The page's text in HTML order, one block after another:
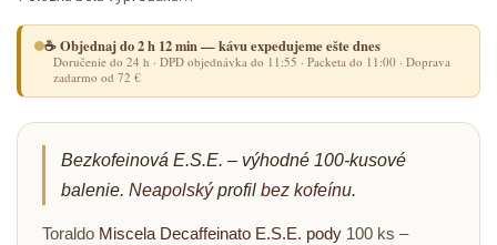
☕ Objednaj do 2 h 12 min — kávu expedujeme ešte dnes
Doručenie do 24 h · DPD objednávka do 11:55 · Packeta do 11:00 · Doprava
zadarmo od 72 €
Bezkofeinová E.S.E. – výhodné 100-kusové
balenie. Neapolskýprofil bez kofeínu.
Toraldo Miscela Decaffeinato E.S.E. pody 100 ks –